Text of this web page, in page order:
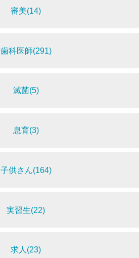
審美(14)
歯科医師(291)
滅菌(5)
息育(3)
子供さん(164)
実習生(22)
求人(23)